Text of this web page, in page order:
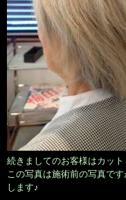
続きましてのお客様はカッ
この写真は施術前の写真で
します♪